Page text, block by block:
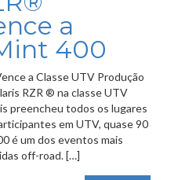
a
400
a Classe UTV Produção
RZR ® na classe UTV
preencheu todos os lugares
em UTV, quase 90
é um dos eventos mais
off-road. […]